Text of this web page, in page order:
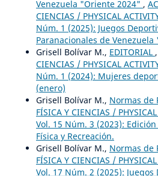
Venezuela "Oriente 2024" ,
CIENCIAS / PHYSICAL
Núm. 1 (2025): Juegos
Paranacionales de
Grisell Bolívar M., EDITORIAL ,
CIENCIAS / PHYSICAL
Núm. 1 (2024): Mujeres
(enero)
Grisell Bolívar M., Normas de
FÍSICA Y CIENCIAS /
Vol. 15 Núm. 3 (2023):
Física y Recreación.
Grisell Bolívar M., Normas de
FÍSICA Y CIENCIAS /
Vol. 17 Núm. 2 (2025):